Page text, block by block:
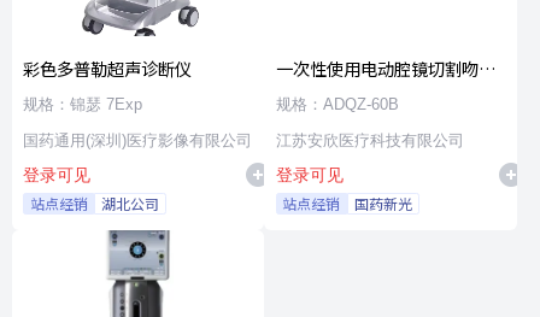
彩色多普勒超声诊断仪
规格：锦瑟 7Exp
国药通用(深圳)医疗影像有限公司
登录可见
站点经销 湖北公司
一次性使用电动腔镜切割吻合
器及组件
规格：ADQZ-60B
江苏安欣医疗科技有限公司
登录可见
站点经销 国药新光